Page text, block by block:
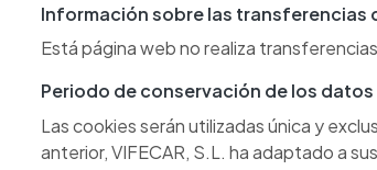
Información sobre las transferencias
Está página web no realiza
Periodo de conservación de los datos
Las cookies serán utilizadas única y
anterior, VIFECAR, S.L. ha adaptado a